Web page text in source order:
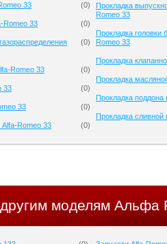
33 (0)
Romeo 33 (0)
(0)
Romeo 33 (0)
33 (0)
33 (0)
Romeo 33 (0)
Прокладка
Romeo 33
Прокладка головки
Romeo 33
Прокладка
Прокладка
Прокладка поддона
Прокладка сливной
другим моделям Альфа